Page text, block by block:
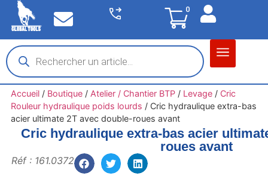
0
Accueil/ Boutique/ Atelier / Chantier BTP/ Levage/ Cric
Rouleur hydraulique poids lourds / Cric hydraulique extra-bas
acier ultimate 2T avec double-roues avant
Cric hydraulique extra-bas acier
roues avant
Réf : 161.0372